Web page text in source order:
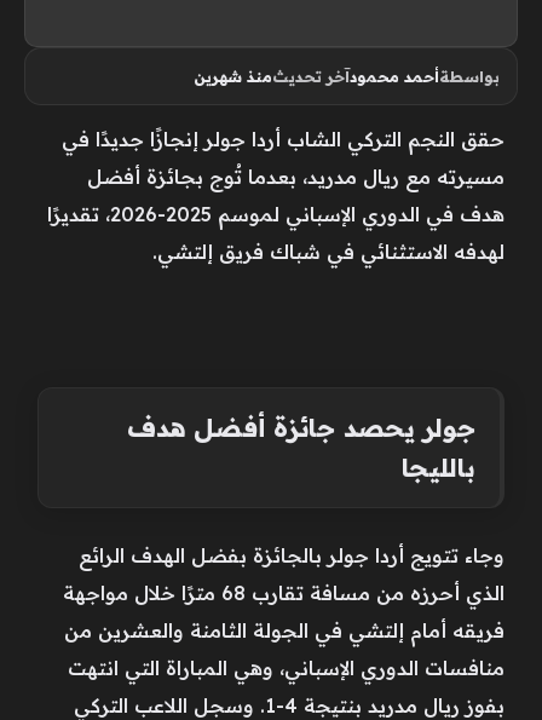
بواسطةأحمد محمودآخر تحديثمنذ شهرين
حقق النجم التركي الشاب أردا جولر إنجازًا جديدًا في
مسيرته مع ريال مدريد، بعدما تُوج بجائزة أفضل
هدف في الدوري الإسباني لموسم 2025-2026، تقديرًا
لهدفه الاستثنائي في شباك فريق إلتشي.
جولر يحصد جائزة أفضل هدف
بالليجا
وجاء تتويج أردا جولر بالجائزة بفضل الهدف الرائع
الذي أحرزه من مسافة تقارب 68 مترًا خلال مواجهة
فريقه أمام إلتشي في الجولة الثامنة والعشرين من
منافسات الدوري الإسباني، وهي المباراة التي انتهت
بفوز ريال مدريد بنتيجة 4-1. وسجل اللاعب التركي